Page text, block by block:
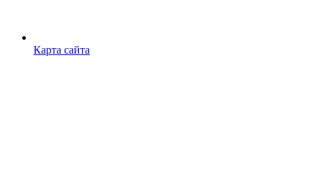
Карта сайта